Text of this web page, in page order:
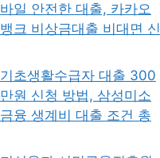
바일 안전한 대출, 카카오
뱅크 비상금대출 비대면 신
기초생활수급자 대출 300
만원 신청 방법, 삼성미소
금융 생계비 대출 조건 총